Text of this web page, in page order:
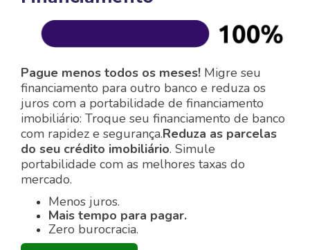
Pague menos todos os meses! Migre seu
financiamento para outro banco e reduza os
juros com a portabilidade de financiamento
imobiliário: Troque seu financiamento de banco
com rapidez e segurança.Reduza as parcelas
do seu crédito imobiliário. Simule
portabilidade com as melhores taxas do
mercado.
Menos juros.
Mais tempo para pagar.
Zero burocracia.